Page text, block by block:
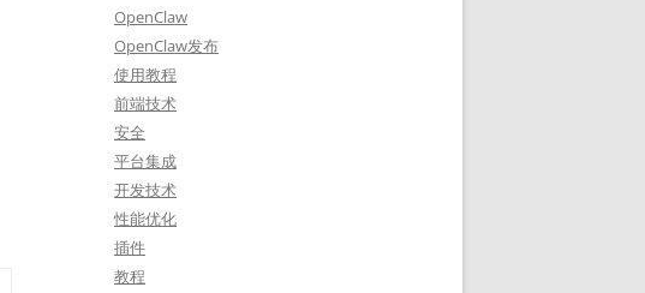
OpenClaw
OpenClaw发布
使用教程
前端技术
安全
平台集成
开发技术
性能优化
插件
教程